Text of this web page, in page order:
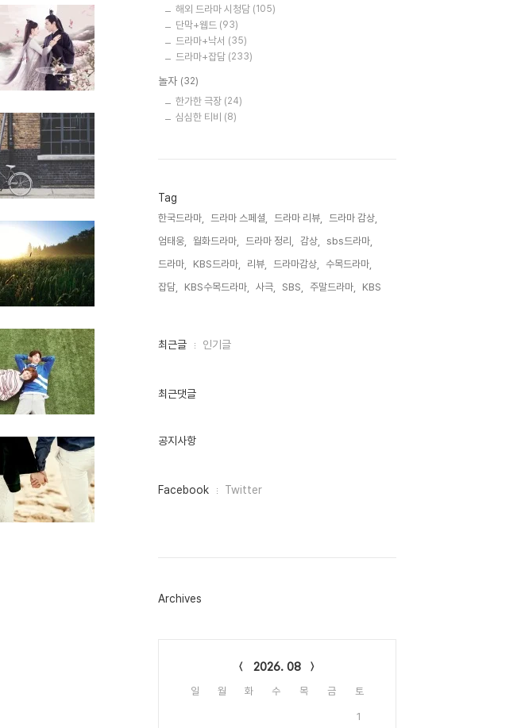
해외 드라마 시청담 (105)
단막+웹드 (93)
드라마+낙서 (35)
드라마+잡담 (233)
놀자 (32)
한가한 극장 (24)
심심한 티비 (8)
Tag
한국드라마, 드라마 스페셜, 드라마 리뷰,
드라마 감상,
엄태웅,
월화드라마, 드라마 정리, 감상,
sbs드라마,
드라마,
KBS드라마, 리뷰, 드라마감상,
수목드라마,
잡담,
KBS수목드라마, 사극, SBS, 주말드라마, KBS,
최
인
최근글 인기글
최근댓글
공지사항
페
그
Facebook Twitter
Archives
2026. 08
일 월 화 수 목 금 토
1